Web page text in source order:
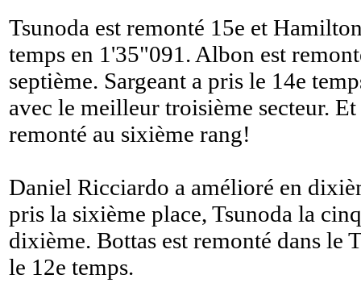
Tsunoda est remonté 15e et
temps en 1'35"091. Albon est
septième. Sargeant a pris le 14e
avec le meilleur troisième secteur.
remonté au sixième rang!
Daniel Ricciardo a amélioré en
pris la sixième place, Tsunoda la
dixième. Bottas est remonté dans le
le 12e temps.